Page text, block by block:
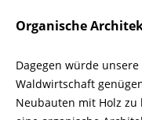
Organische
Dagegen würde
Waldwirtschaft
Neubauten mit Holz